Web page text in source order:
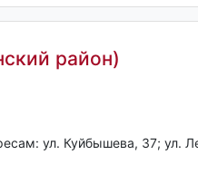
район)
ул. Куйбышева, 37; ул.